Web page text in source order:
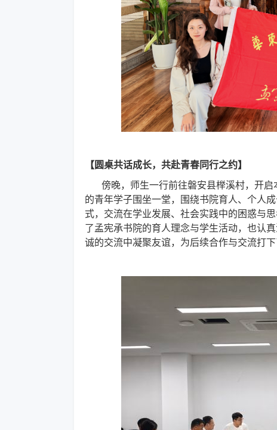
【圆桌共话成长，共赴青春同行之约】
傍晚，师生一行前往磐安县榉溪村，开
的青年学子围坐一堂，围绕书院育人、个人
式，交流在学业发展、社会实践中的困惑与
了孟宪承书院的育人理念与学生活动，也认
诚的交流中凝聚友谊，为后续合作与交流打下